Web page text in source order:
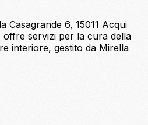
Casagrande 6, 15011 Acqui
offre servizi per la cura della
interiore, gestito da Mirella